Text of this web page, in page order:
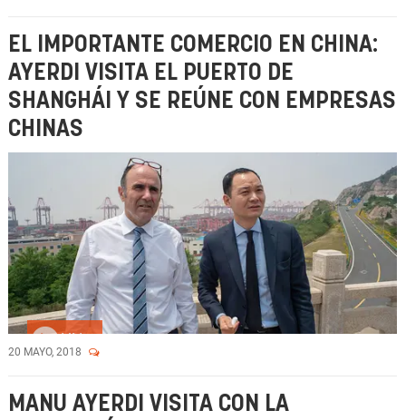
EL IMPORTANTE COMERCIO EN CHINA:
AYERDI VISITA EL PUERTO DE
SHANGHÁI Y SE REÚNE CON EMPRESAS
CHINAS
20 MAYO, 2018
MANU AYERDI VISITA CON LA